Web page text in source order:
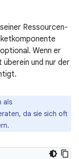
Ressourcen-
Wenn er
und nur der
als
da sie sich oft